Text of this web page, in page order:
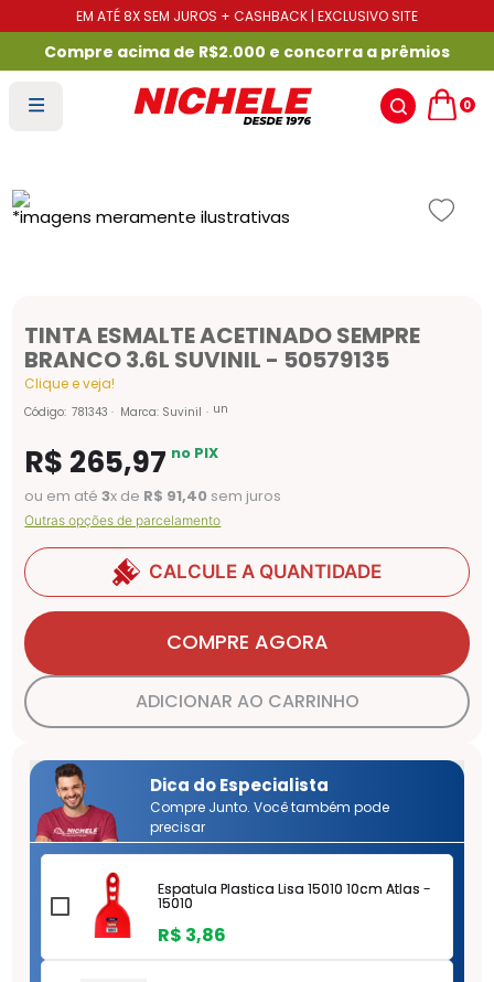
EM ATÉ 8X SEM JUROS + CASHBACK | EXCLUSIVO SITE
Compre acima de R$2.000 e concorra a prêmios
0
TINTA ESMALTE ACETINADO SEMPRE
BRANCO 3.6L SUVINIL - 50579135
Clique e veja!
Código: 781343 Marca: Suvinil un
R$ 265,97 no PIX
ou em até3x de R$ 91,40 sem juros
Outras opções de parcelamento
CALCULE A QUANTIDADE
COMPRE AGORA
ADICIONAR AO CARRINHO
Dica do Especialista
Compre Junto. Você também pode
precisar
Espatula Plastica Lisa 15010 10cm Atlas -
15010
R$ 3,86